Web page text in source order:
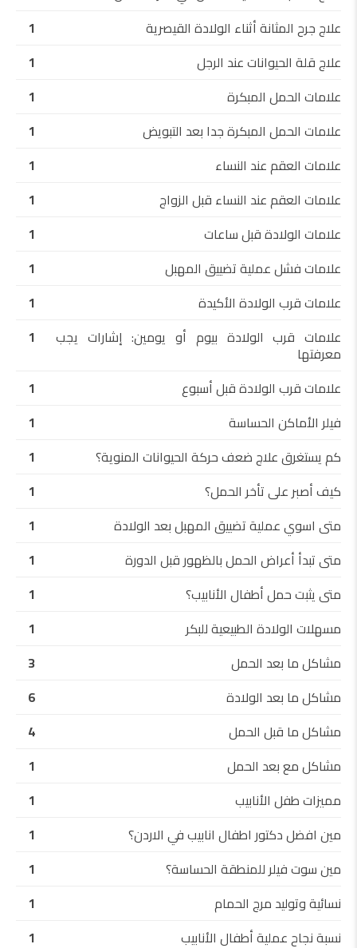
علاج جرح المثانة أثناء الولادة القيصرية
1
علاج قلة الحيوانات عند الرجل
1
علامات الحمل المبكرة
1
علامات الحمل المبكرة جدا بعد التبويض
1
علامات العقم عند النساء
1
علامات العقم عند النساء قبل الزواج
1
علامات الولادة قبل ساعات
1
علامات فشل عملية تضييق المهبل
1
علامات قرب الولادة الأكيدة
1
علامات قرب الولادة بيوم أو يومين: إشارات يجب
معرفتها
1
علامات قرب الولادة قبل أسبوع
1
فيلر الأماكن الحساسة
1
كم يستغرق علاج ضعف حركة الحيوانات المنوية؟
1
كيف أصبر على تأخر الحمل؟
1
متى اسوي عملية تضييق المهبل بعد الولادة
1
متى تبدأ أعراض الحمل بالظهور قبل الدورة
1
متى يثبت حمل أطفال الأنابيب؟
1
مسهلات الولادة الطبيعية للبكر
1
مشاكل ما بعد الحمل
3
مشاكل ما بعد الولادة
6
مشاكل ما قبل الحمل
4
مشاكل مع بعد الحمل
1
مميزات طفل الأنابيب
1
مين افضل دكتور اطفال انابيب في الاردن؟
1
مين سوت فيلر للمنطقة الحساسة؟
1
نسائية وتوليد مرج الحمام
1
نسبة نجاح عملية أطفال الأنابيب
1